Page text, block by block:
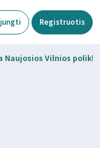
Registruotis
Naujosios Vilnios